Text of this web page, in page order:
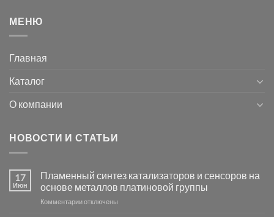
МЕНЮ
Главная
Каталог
О компании
НОВОСТИ И СТАТЬИ
17
Июн
Пламенный синтез катализаторов и сенсоров на
основе металлов платиновой группы
Комментариикотключены